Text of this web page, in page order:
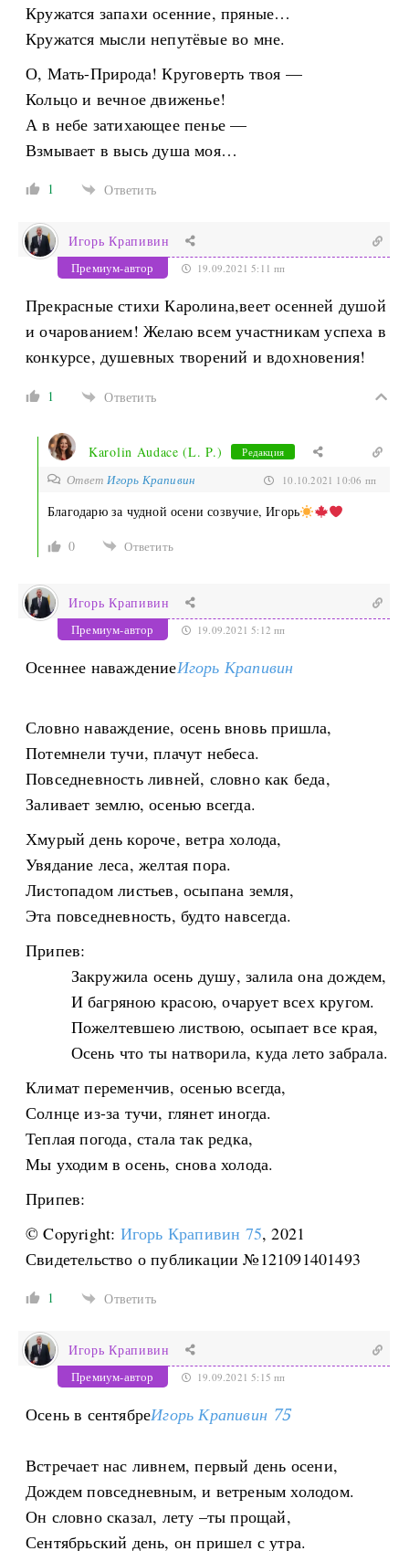
Кружатся запахи осенние, пряные…
Кружатся мысли непутёвые во мне.
О, Мать-Природа! Круговерть твоя —
Кольцо и вечное движенье!
А в небе затихающее пенье —
Взмывает в высь душа моя…
1 Ответить
Игорь Крапивин
Премиум-автор 19.09.2021 5:11 пп
Прекрасные стихи Каролина,веет осенней душой
и очарованием! Желаю всем участникам успеха в
конкурсе, душевных творений и вдохновения!
1 Ответить
Karolin Audace (L. P.) Редакция
ОтветИгорь Крапивин 10.10.2021 10:06 пп
Благодарю за чудной осени созвучие, Игорь
0
Ответить
Игорь Крапивин
Премиум-автор 19.09.2021 5:12 пп
Осеннее наваждениеИгорь Крапивин
Словно наваждение, осень вновь пришла,
Потемнели тучи, плачут небеса.
Повседневность ливней, словно как беда,
Заливает землю, осенью всегда.
Хмурый день короче, ветра холода,
Увядание леса, желтая пора.
Листопадом листьев, осыпана земля,
Эта повседневность, будто навсегда.
Припев:
Закружила осень душу, залила она дождем,
И багряною красою, очарует всех кругом.
Пожелтевшею листвою, осыпает все края,
Осень что ты натворила, куда лето забрала.
Климат переменчив, осенью всегда,
Солнце из-за тучи, глянет иногда.
Теплая погода, стала так редка,
Мы уходим в осень, снова холода.
Припев:
© Copyright: Игорь Крапивин 75, 2021
Свидетельство о публикации №121091401493
1 Ответить
Игорь Крапивин
Премиум-автор 19.09.2021 5:15 пп
Осень в сентябреИгорь Крапивин 75
Встречает нас ливнем, первый день осени,
Дождем повседневным, и ветреным холодом.
Он словно сказал, лету –ты прощай,
Сентябрьский день, он пришел с утра.